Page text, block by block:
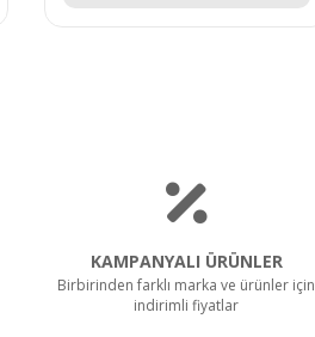
KAMPANYALI ÜRÜNLER
Birbirinden farklı marka ve ürünler için
indirimli fiyatlar